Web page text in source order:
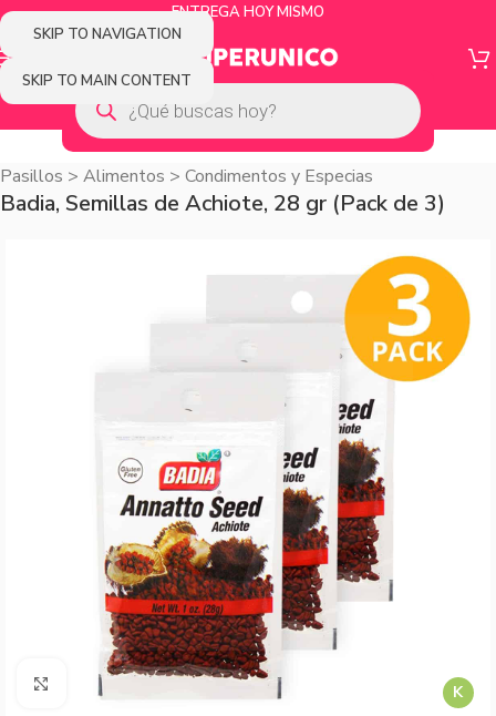
SKIP TO NAVIGATION
SKIP TO MAIN CONTENT
ENTREGA HOY MISMO
Pasillos > Alimentos > Condimentos y Especias
Badia, Semillas de Achiote, 28 gr (Pack de 3)
K
Agrandar imagen